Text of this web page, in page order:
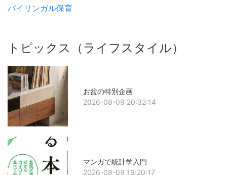
バイリンガル保育
トピックス（ライフスタイル）
お盆の特別企画
2026-08-09 20:32:14
マンガで統計学入門
2026-08-09 19:20:17